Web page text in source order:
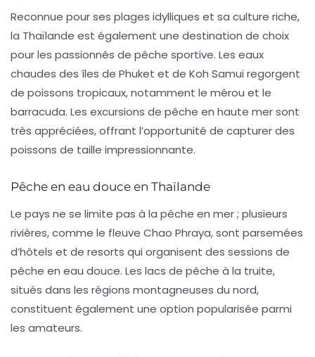
Reconnue pour ses plages idylliques et sa culture riche,
la Thaïlande est également une destination de choix
pour les passionnés de pêche sportive. Les eaux
chaudes des îles de Phuket et de Koh Samui regorgent
de poissons tropicaux, notamment le mérou et le
barracuda. Les excursions de pêche en haute mer sont
très appréciées, offrant l’opportunité de capturer des
poissons de taille impressionnante.
Pêche en eau douce en Thaïlande
Le pays ne se limite pas à la pêche en mer ; plusieurs
rivières, comme le fleuve Chao Phraya, sont parsemées
d’hôtels et de resorts qui organisent des sessions de
pêche en eau douce. Les lacs de pêche à la truite,
situés dans les régions montagneuses du nord,
constituent également une option popularisée parmi
les amateurs.